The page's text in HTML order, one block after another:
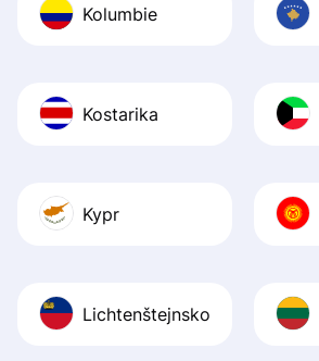
Kolumbie
Kostarika
Kypr
Lichtenštejnsko